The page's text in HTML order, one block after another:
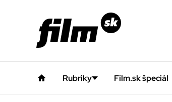
Rubriky Film.sk špeciál